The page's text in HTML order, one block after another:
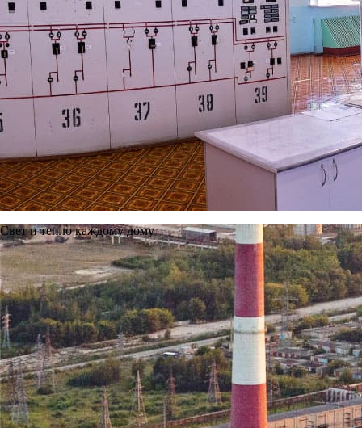
Свет и тепло каждому дому
Новости
Архив
Все годы
2002 год
2003 год
2004 год
2005 год
2006 год
2007 год
2008 год
2009 год